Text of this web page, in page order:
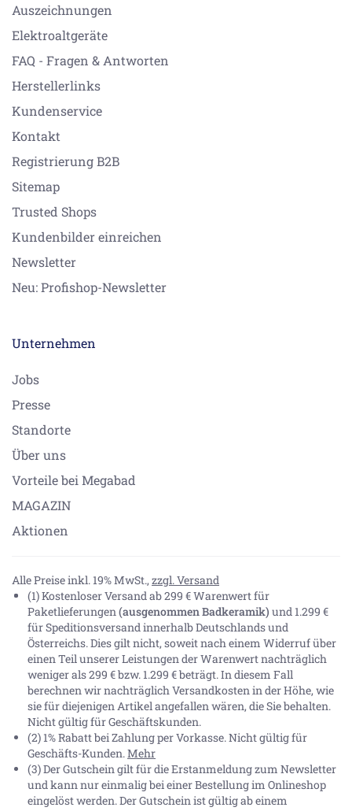
Auszeichnungen
Elektroaltgeräte
FAQ - Fragen & Antworten
Herstellerlinks
Kundenservice
Kontakt
Registrierung B2B
Sitemap
Trusted Shops
Kundenbilder einreichen
Newsletter
Neu: Profishop-Newsletter
Unternehmen
Jobs
Presse
Standorte
Über uns
Vorteile bei Megabad
MAGAZIN
Aktionen
Alle Preise inkl. 19% MwSt., zzgl. Versand
(1) Kostenloser Versand ab 299 € Warenwert für
Paketlieferungen(ausgenommen Badkeramik) und 1.299 €
für Speditionsversand innerhalb Deutschlands und
Österreichs. Dies gilt nicht, soweit nach einem Widerruf über
einen Teil unserer Leistungen der Warenwert nachträglich
weniger als 299 € bzw. 1.299 € beträgt. In diesem Fall
berechnen wir nachträglich Versandkosten in der Höhe, wie
sie für diejenigen Artikel angefallen wären, die Sie behalten.
Nicht gültig für Geschäftskunden.
(2) 1% Rabatt bei Zahlung per Vorkasse. Nicht gültig für
Geschäfts-Kunden.Mehr
(3) Der Gutschein gilt für die Erstanmeldung zum Newsletter
und kann nur einmalig bei einer Bestellung im Onlineshop
eingelöst werden. Der Gutschein ist gültig ab einem